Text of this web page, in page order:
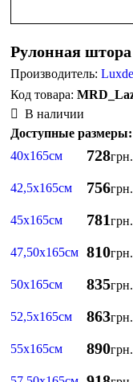
Рулонная
Производитель:
В наличии
Доступные размеры:
40х165см
728грн.
42,5х165см 756грн.
45х165см 781грн.
47,50х165см 810грн.
50х165см 835грн.
52,5х165см 863грн.
55х165см 890грн.